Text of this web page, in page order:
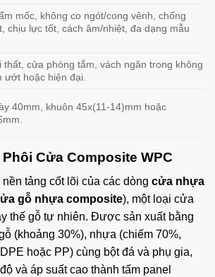
mốc, không co ngót/cong vênh, chống
chịu lực tốt, cách âm/nhiệt, đa dạng mẫu
thất, cửa phòng tắm, vách ngăn trong không
ướt hoặc hiện đại.
40mm, khuôn 45x(11-14)mm hoặc
Cửa Composite WPC
nền tảng cốt lõi của các dòng cửa nhựa
gỗ nhựa composite), một loại cửa
thế gỗ tự nhiên. Được sản xuất bằng
(khoảng 30%), nhựa (chiếm 70%,
hoặc PP) cùng bột đá và phụ gia,
và áp suất cao thành tấm panel